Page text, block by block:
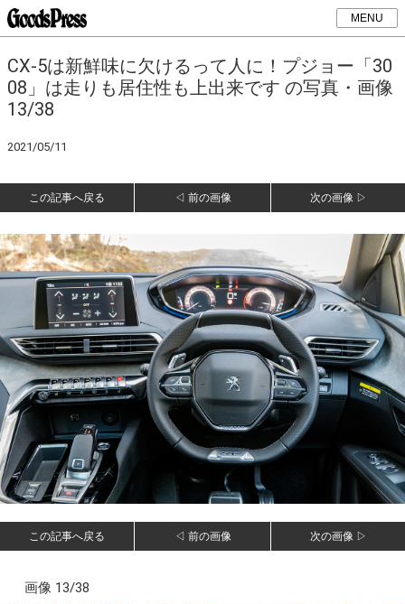
MENU
CX-5は新鮮味に欠けるって人に！プジョー「30
08」は走りも居住性も上出来です の写真・画像
13/38
2021/05/11
この記事へ戻る ◁ 前の画像 次の画像 ▷
この記事へ戻る ◁ 前の画像 次の画像 ▷
画像 13/38